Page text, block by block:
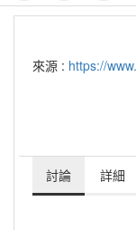
來源 : https://
討論 詳細